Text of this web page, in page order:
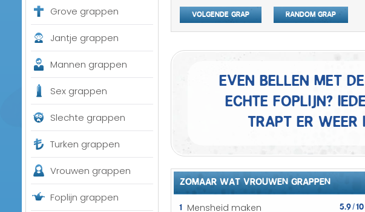
Grove grappen
Jantje grappen
Mannen grappen
Sex grappen
Slechte grappen
Turken grappen
Vrouwen grappen
Foplijn grappen
Volgende grap Random grap
Even bellen met
echte foplijn?
trapt er weer
ZOMAAR WAT VROUWEN GRAPPEN
1 Mensheid maken 5.9/10